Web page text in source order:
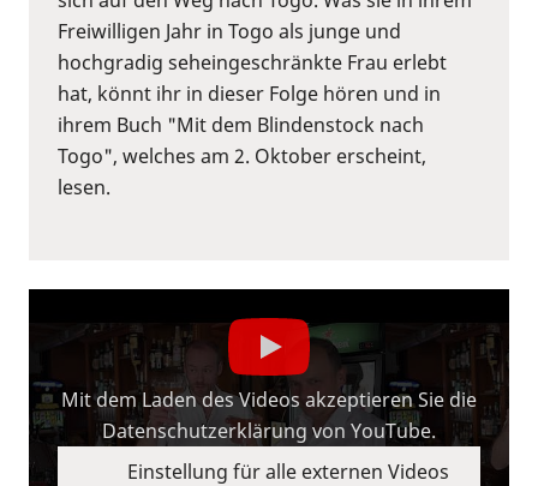
Freiwilligen Jahr in Togo als junge und
hochgradig seheingeschränkte Frau erlebt
hat, könnt ihr in dieser Folge hören und in
ihrem Buch "Mit dem Blindenstock nach
Togo", welches am 2. Oktober erscheint,
lesen.
Mit dem Laden des Videos akzeptieren Sie die
Datenschutzerklärung von YouTube.
Einstellung für alle externen Videos